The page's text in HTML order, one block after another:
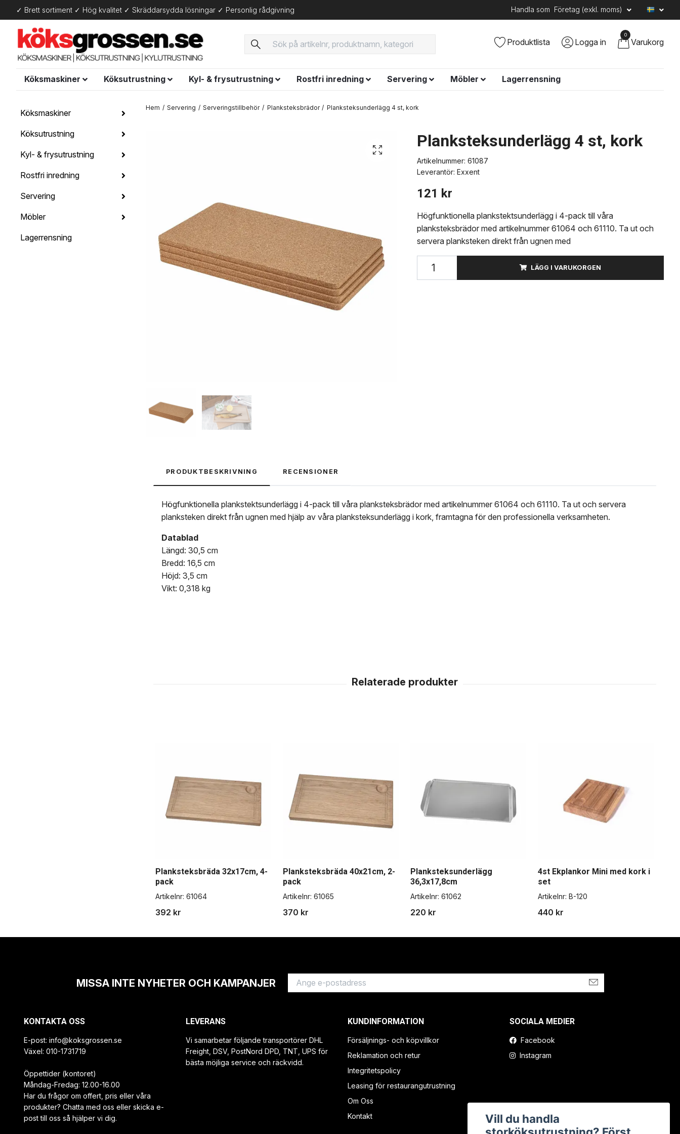
✓ Brett sortiment ✓ Hög kvalitet ✓ Skräddarsydda lösningar ✓ Personlig rådgivning Handla som Företag (exkl. moms)
Produktlista Logga in
0
Varukorg
Köksmaskiner Köksutrustning Kyl- & frysutrustning Rostfri inredning Servering Möbler Lagerrensning
Köksmaskiner
Köksutrustning
Kyl- & frysutrustning
Rostfri inredning
Servering
Möbler
Lagerrensning
Hem Servering Serveringstillbehör Planksteksbrädor Planksteksunderlägg 4 st, kork
Planksteksunderlägg 4 st, kork
Artikelnummer: 61087
Leverantör: Exxent
121 kr
Högfunktionella plankstektsunderlägg i 4-pack till våra
planksteksbrädor med artikelnummer 61064 och 61110. Ta ut och
servera planksteken direkt från ugnen med
LÄGG I VARUKORGEN
PRODUKTBESKRIVNING RECENSIONER
Högfunktionella plankstektsunderlägg i 4-pack till våra planksteksbrädor med artikelnummer 61064 och 61110. Ta ut och servera
planksteken direkt från ugnen med hjälp av våra planksteksunderlägg i kork, framtagna för den professionella verksamheten.
Datablad
Längd: 30,5 cm
Bredd: 16,5 cm
Höjd: 3,5 cm
Vikt: 0,318 kg
Planksteksbräda 32x17cm, 4-
pack
Artikelnr: 61064
392 kr
Planksteksbräda 40x21cm, 2-
pack
Artikelnr: 61065
370 kr
Planksteksunderlägg
36,3x17,8cm
Artikelnr: 61062
220 kr
4st Ekplankor Mini med kork i
set
Artikelnr: B-120
440 kr
MISSA INTE NYHETER OCH KAMPANJER
KONTAKTA OSS
E-post: info@koksgrossen.se
Växel: 010-1731719
Öppettider (kontoret)
Måndag-Fredag: 12.00-16.00
Har du frågor om offert, pris eller våra
produkter? Chatta med oss eller skicka e-
post till oss så hjälper vi dig.
LEVERANS
Vi samarbetar följande transportörer DHL
Freight, DSV, PostNord DPD, TNT, UPS för
bästa möjliga service och räckvidd.
KUNDINFORMATION
Försäljnings- och köpvillkor
Reklamation och retur
Integritetspolicy
Leasing för restaurangutrustning
Om Oss
Kontakt
SOCIALA MEDIER
Facebook
Instagram
Vill du handla